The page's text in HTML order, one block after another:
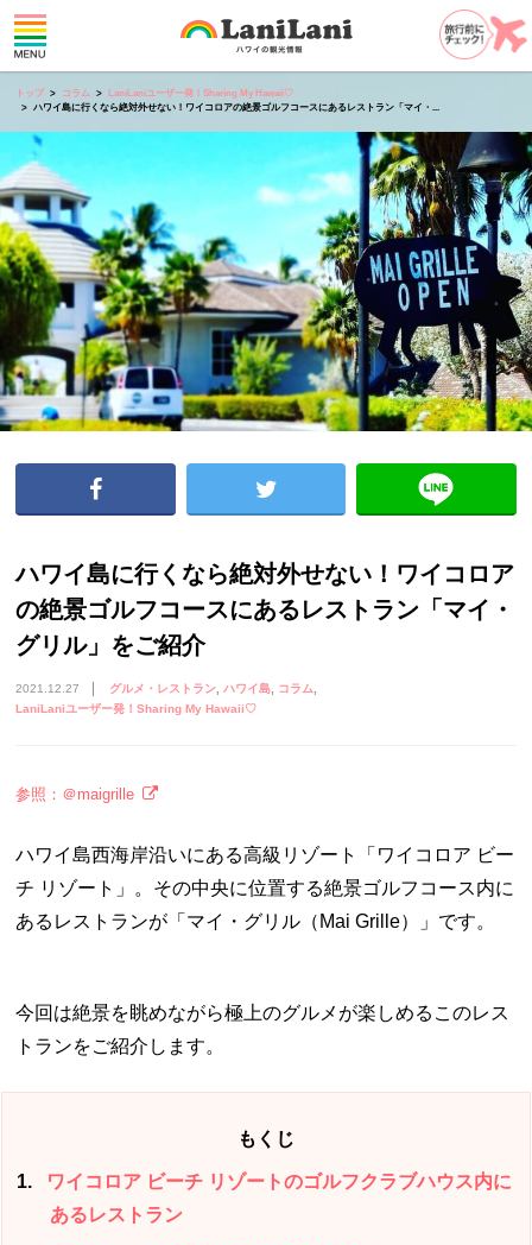
トップ コラム
LaniLaniユーザー発！Sharing My Hawaii♡
ハワイ島に行くなら絶対外せない！ワイコロアの絶景ゴルフコースにあるレストラン「マイ・...
ハワイ島に行くなら絶対外せない！ワイコロア
の絶景ゴルフコースにあるレストラン「マイ・
グリル」をご紹介
2021.12.27 グルメ・レストラン ハワイ島
コラム
LaniLaniユーザー発！Sharing My Hawaii♡
参照：＠maigrille
ハワイ島西海岸沿いにある高級リゾート「ワイコロア ビー
チ リゾート」。その中央に位置する絶景ゴルフコース内に
あるレストランが「マイ・グリル（Mai Grille）」です。
今回は絶景を眺めながら極上のグルメが楽しめるこのレス
トランをご紹介します。
もくじ
1
ワイコロア ビーチ リゾートのゴルフクラブハウス内に
あるレストラン